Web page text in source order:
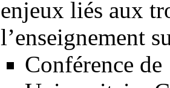
enjeux liés aux
l’enseignement
Conférence